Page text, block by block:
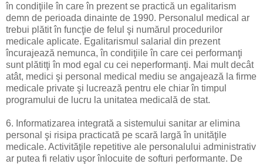
în condiţiile în care în prezent se practică un egalitarism
demn de perioada dinainte de 1990. Personalul medical ar
trebui plătit în funcţie de felul şi numărul procedurilor
medicale aplicate. Egalitarismul salarial din prezent
încurajează nemunca, în condiţiile în care cei performanţi
sunt plătitţi în mod egal cu cei neperformanţi. Mai mult decât
atât, medici şi personal medical mediu se angajează la firme
medicale private şi lucrează pentru ele chiar în timpul
programului de lucru la unitatea medicală de stat.
6. Informatizarea integrată a sistemului sanitar ar elimina
personal şi risipa practicată pe scară largă în unităţile
medicale. Activităţile repetitive ale personalului administrativ
ar putea fi relativ uşor înlocuite de softuri performante. De